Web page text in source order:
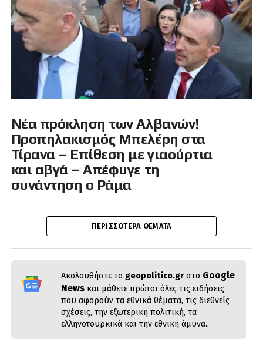
Νέα πρόκληση των Αλβανών!
Προπηλακισμός Μπελέρη στα
Τίρανα – Επίθεση με γιαούρτια
και αβγά – Απέφυγε τη
συνάντηση ο Ράμα
ΠΕΡΙΣΣΌΤΕΡΑ ΘΈΜΑΤΑ
Ακολουθήστε το geopolitico.grστο Google
Newsκαι μάθετε πρώτοι όλες τις ειδήσεις
που αφορούν τα εθνικά θέματα, τις διεθνείς
σχέσεις, την εξωτερική πολιτική, τα
ελληνοτουρκικά και την εθνική άμυνα..